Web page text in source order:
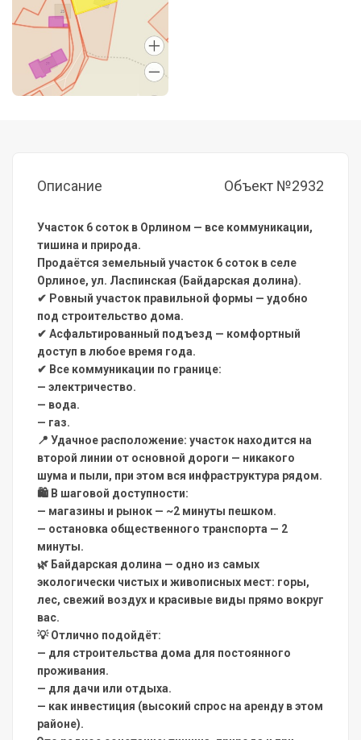
Описание Объект №2932
Участок 6 соток в Орлином — все коммуникации,
тишина и природа.
Продаётся земельный участок 6 соток в селе
Орлиное, ул. Ласпинская (Байдарская долина).
✔ Ровный участок правильной формы — удобно
под строительство дома.
✔ Асфальтированный подъезд — комфортный
доступ в любое время года.
✔ Все коммуникации по границе:
— электричество.
— вода.
— газ.
📍 Удачное расположение: участок находится на
второй линии от основной дороги — никакого
шума и пыли, при этом вся инфраструктура рядом.
🛍 В шаговой доступности:
— магазины и рынок — ~2 минуты пешком.
— остановка общественного транспорта — 2
минуты.
🌿 Байдарская долина — одно из самых
экологически чистых и живописных мест: горы,
лес, свежий воздух и красивые виды прямо вокруг
вас.
💡 Отлично подойдёт:
— для строительства дома для постоянного
проживания.
— для дачи или отдыха.
— как инвестиция (высокий спрос на аренду в этом
районе).